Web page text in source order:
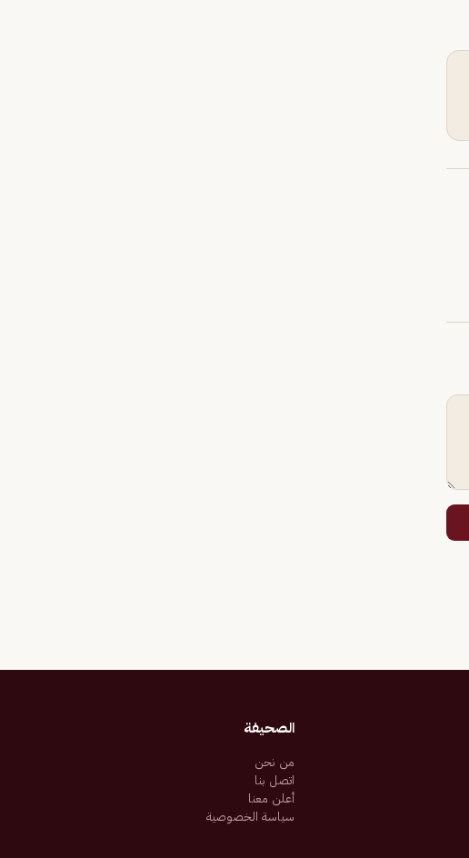
الصحيفة
من نحن
اتصل بنا
أعلن معنا
سياسة الخصوصية